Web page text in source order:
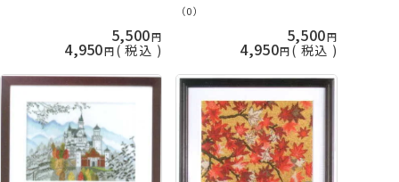
5,500
4,950 税込
（0）
5,500
4,950 税込